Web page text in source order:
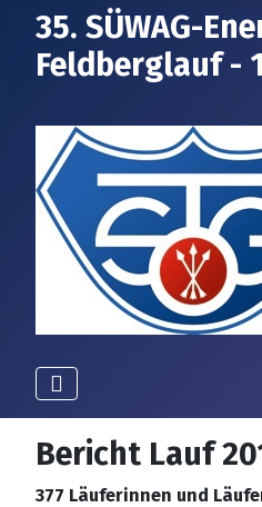
35. SÜWAG-
Feldberglauf -
Bericht Lauf
377 Läuferinnen und